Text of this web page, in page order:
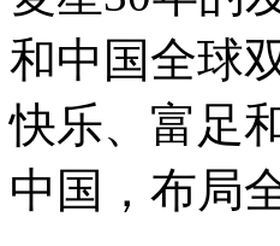
和中国全球
快乐、富足
中国，布局